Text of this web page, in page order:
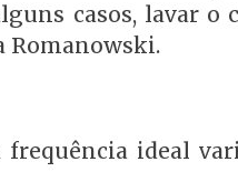
casos, lavar o
Romanowski.
ideal